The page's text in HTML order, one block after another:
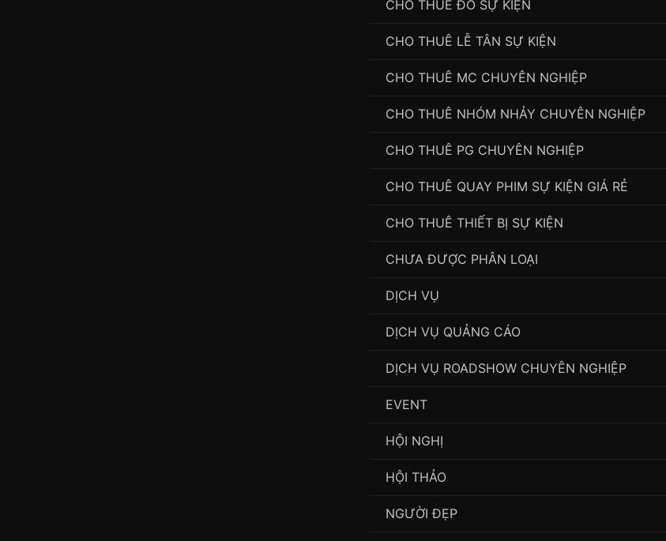
CHO THUÊ ĐỒ SỰ KIỆN
CHO THUÊ LỄ TÂN SỰ KIỆN
CHO THUÊ MC CHUYÊN NGHIỆP
CHO THUÊ NHÓM NHẢY CHUYÊN NGHIỆP
CHO THUÊ PG CHUYÊN NGHIỆP
CHO THUÊ QUAY PHIM SỰ KIỆN GIÁ RẺ
CHO THUÊ THIẾT BỊ SỰ KIỆN
CHƯA ĐƯỢC PHÂN LOẠI
DỊCH VỤ
DỊCH VỤ QUẢNG CÁO
DỊCH VỤ ROADSHOW CHUYÊN NGHIỆP
EVENT
HỘI NGHỊ
HỘI THẢO
NGƯỜI ĐẸP